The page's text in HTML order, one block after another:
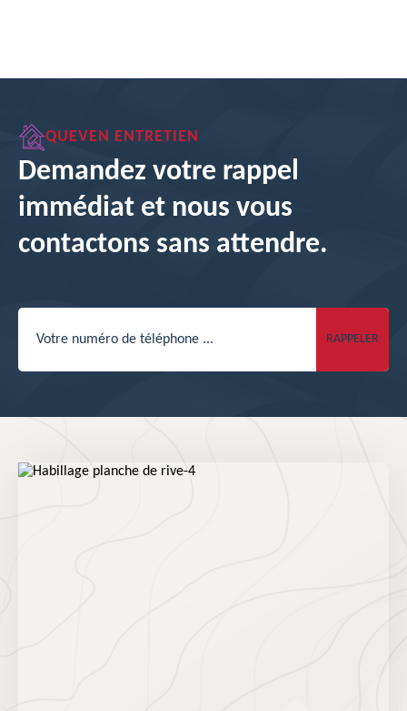
QUEVEN ENTRETIEN
Demandez votre rappel
immédiat et nous vous
contactons sans attendre.